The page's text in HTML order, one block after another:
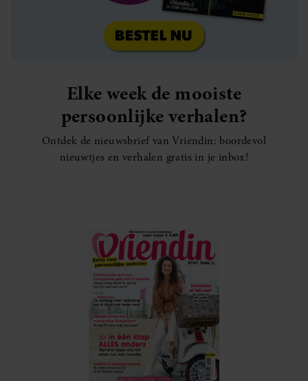
Elke week de mooiste
persoonlijke verhalen?
Ontdek de nieuwsbrief van Vriendin: boordevol
nieuwtjes en verhalen gratis in je inbox!